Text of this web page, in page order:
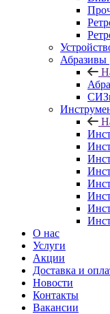
Абразивы
О нас
Услуги
Акции
Доставка и
Новости
Контакты
Вакансии